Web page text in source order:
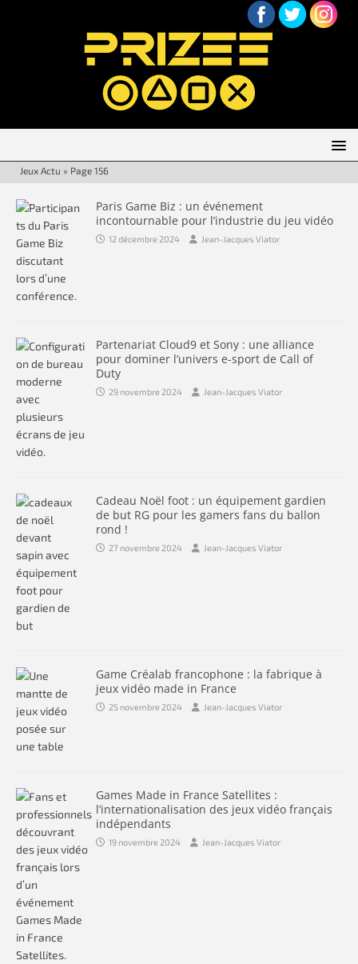
Jeux Actu » Page 156
Paris Game Biz : un événement
incontournable pour l’industrie du jeu vidéo
12 décembre 2024 Jean-Jacques Viator
Partenariat Cloud9 et Sony : une alliance
pour dominer l’univers e-sport de Call of
Duty
29 novembre 2024 Jean-Jacques Viator
Cadeau Noël foot : un équipement gardien
de but RG pour les gamers fans du ballon
rond !
27 novembre 2024 Jean-Jacques Viator
Game Créalab francophone : la fabrique à
jeux vidéo made in France
25 novembre 2024 Jean-Jacques Viator
Games Made in France Satellites :
l’internationalisation des jeux vidéo français
indépendants
19 novembre 2024 Jean-Jacques Viator